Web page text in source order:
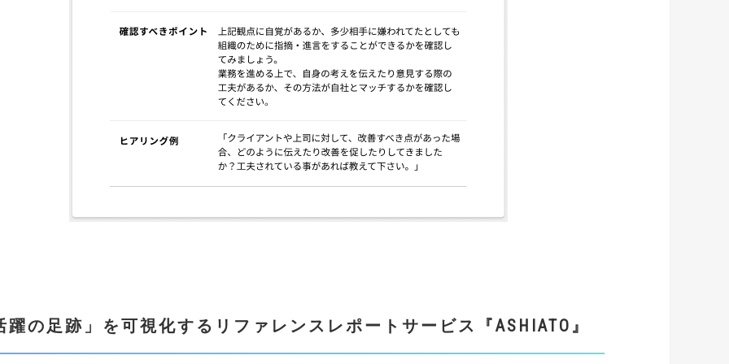
躍の足跡」を可視化するリファレンスレポートサービス 『ASHIATO』